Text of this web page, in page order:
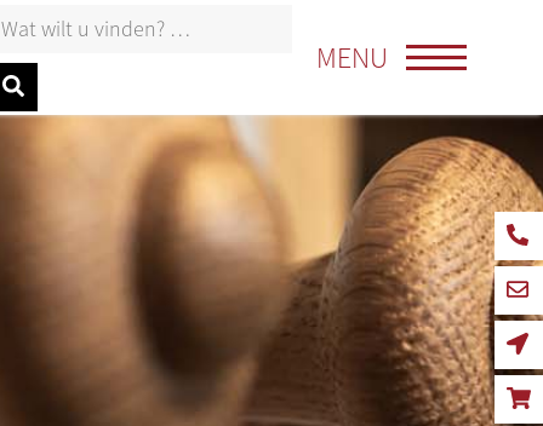
naar:
MENU